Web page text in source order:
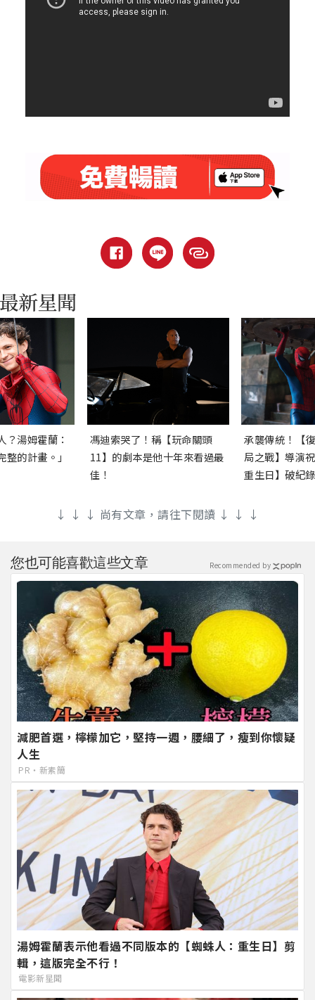
？湯姆霍蘭：
的計畫。」
馮迪索哭了！稱【玩命關頭
11】的劇本是他十年來看過最
佳！
承襲傳統！【
局之戰】導演
重生日】破紀
↓ ↓ ↓ 尚有文章，請往下閱讀 ↓ ↓ ↓
您也可能喜歡這些文章
減肥首選，檸檬加它，堅持一週，腰細了，瘦到你懷疑
人生
PR・新素簡
湯姆霍蘭表示他看過不同版本的【蜘蛛人：重生日】剪
輯，這版完全不行！
電影新星聞
Recommended by